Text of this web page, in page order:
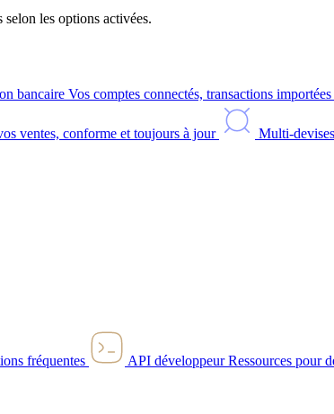
les options activées.
bancaire Vos comptes connectés, transactions
ventes, conforme et toujours à jour Multi-devises
fréquentes API développeurRessources pour